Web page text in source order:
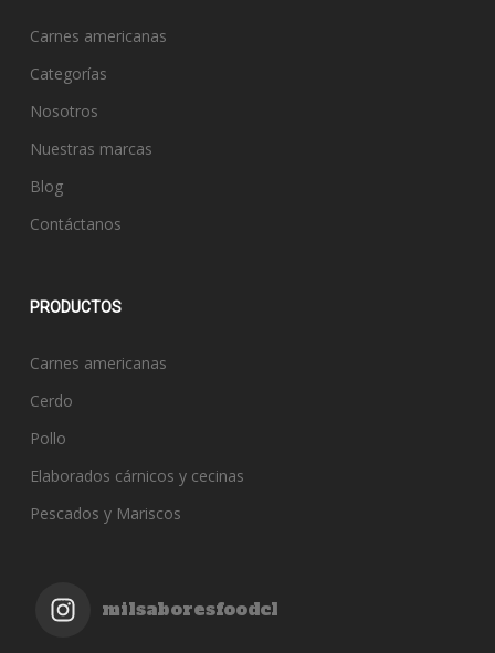
Carnes americanas
Categorías
Nosotros
Nuestras marcas
Blog
Contáctanos
PRODUCTOS
Carnes americanas
Cerdo
Pollo
Elaborados cárnicos y cecinas
Pescados y Mariscos
milsaboresfoodcl